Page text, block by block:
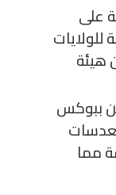
على
للولايات
هيئة
ببوكس
مما